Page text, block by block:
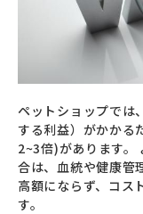
ペットショップでは
する利益）がかかる
2~3倍)があります。
合は、血統や健康管
高額にならず、コス
す。